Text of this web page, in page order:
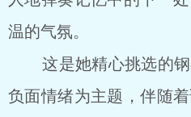
温的气氛。
这是她精心挑选的钢
负面情绪为主题，伴随